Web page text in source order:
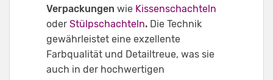
Verpackungen wie Kissenschachteln
oder Stülpschachteln. Die Technik
gewährleistet eine exzellente
Farbqualität und Detailtreue, was sie
auch in der hochwertigen